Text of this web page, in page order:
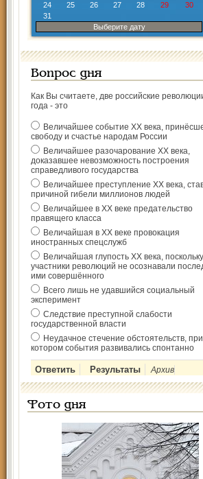
24
25 26 27 28 29
30
31
Выберите дату
Вопрос дня
Как Вы считаете, две российские
года - это
Величайшее событие ХХ века,
свободу и счастье народам России
Величайшее разочарование ХХ века,
доказавшее невозможность построения
справедливого государства
Величайшее преступление ХХ века,
причиной гибели миллионов людей
Величайшее в ХХ веке предательство
правящего класса
Величайшая в ХХ веке провокация
иностранных спецслужб
Величайшая глупость ХХ века, поскольку
участники революций не осознавали
ими совершённого
Всего лишь не удавшийся социальный
эксперимент
Следствие преступной слабости
государственной власти
Неудачное стечение обстоятельств, при
котором события развивались спонтанно
Архив
Фото дня